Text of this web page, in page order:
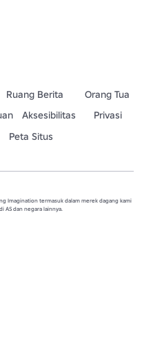
Ruang Berita
Orang Tua
Aksesibilitas
Privasi
Peta Situs
Imagination termasuk dalam merek dagang kami
AS dan negara lainnya.